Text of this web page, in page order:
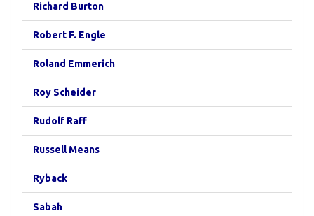
Richard Burton
Robert F. Engle
Roland Emmerich
Roy Scheider
Rudolf Raff
Russell Means
Ryback
Sabah